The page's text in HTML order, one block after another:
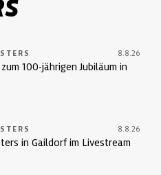
8.8.26
100-jährigen Jubiläum in
8.8.26
in Gaildorf im Livestream